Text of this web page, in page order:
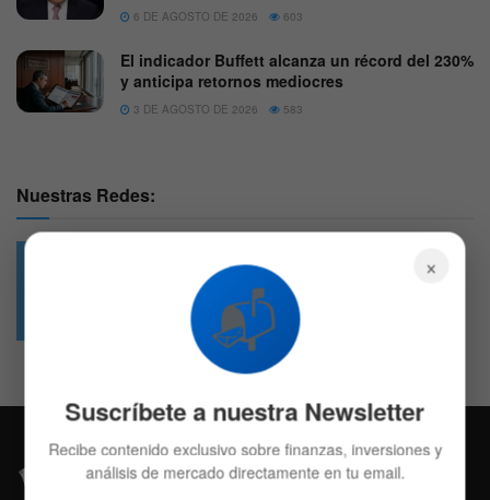
6 DE AGOSTO DE 2026 603
El indicador Buffett alcanza un récord del 230%
y anticipa retornos mediocres
3 DE AGOSTO DE 2026 583
Nuestras Redes:
4.7k
Followers
×
📬
Suscríbete a nuestra Newsletter
Recibe contenido exclusivo sobre finanzas, inversiones y
análisis de mercado directamente en tu email.